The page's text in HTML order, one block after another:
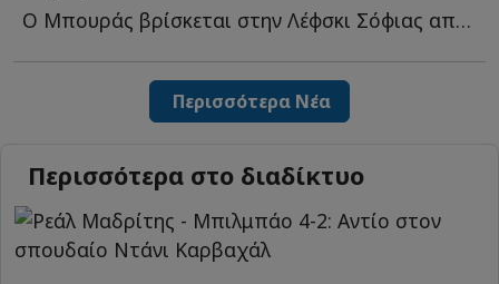
Ο Μπουράς βρίσκεται στην Λέφσκι Σόφιας από το καλοκαίρι τ...
Περισσότερα Νέα
Περισσότερα στο διαδίκτυο